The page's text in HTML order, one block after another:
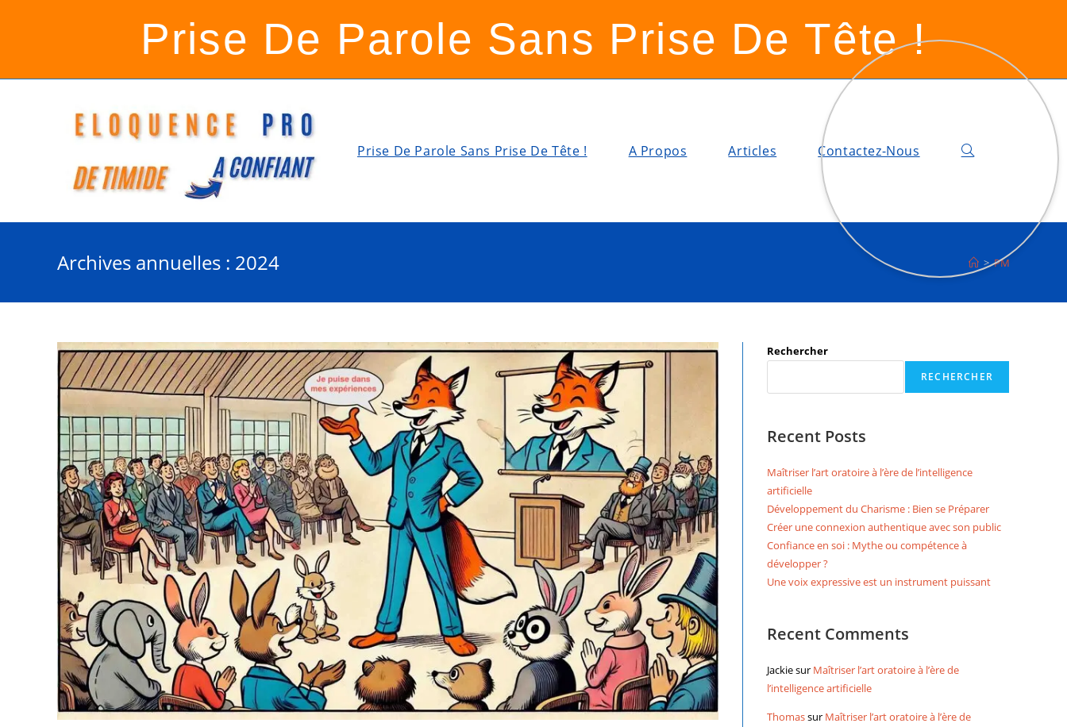
Prise De Parole Sans Prise De Tête !
Prise De Parole Sans Prise De Tête ! A Propos Articles Contactez-Nous
Archives annuelles : 2024 > PM
Rechercher
RECHERCHER
Recent Posts
Maîtriser l’art oratoire à l’ère de l’intelligence
artificielle
Développement du Charisme : Bien se Préparer
Créer une connexion authentique avec son public
Confiance en soi : Mythe ou compétence à
développer ?
Une voix expressive est un instrument puissant
Recent Comments
Jackiesur Maîtriser l’art oratoire à l’ère de
l’intelligence artificielle
Thomassur Maîtriser l’art oratoire à l’ère de